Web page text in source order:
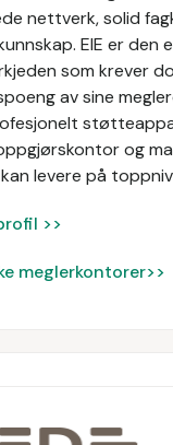
nettverk, solid
EIE er den
som krever
av sine
og
levere på
>>
meglerkontorer>>